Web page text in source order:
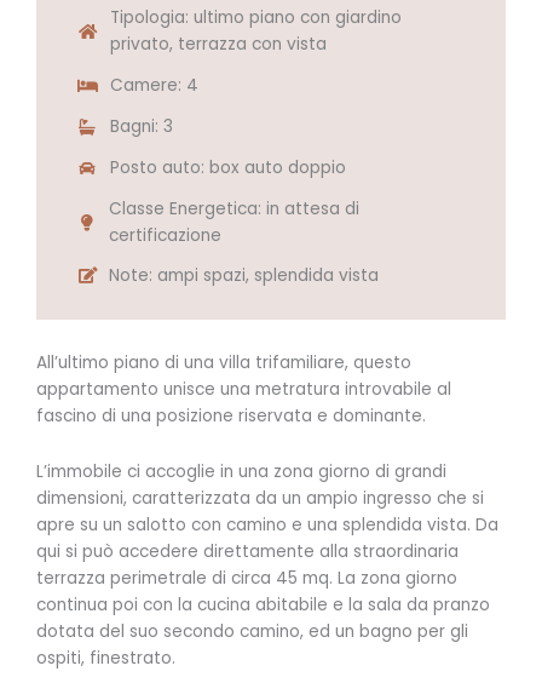
Tipologia: ultimo piano con giardino
privato, terrazza con vista
Camere: 4
Bagni: 3
Posto auto: box auto doppio
Classe Energetica: in attesa di
certificazione
Note: ampi spazi, splendida vista
All’ultimo piano di una villa trifamiliare, questo
appartamento unisce una metratura introvabile al
fascino di una posizione riservata e dominante.
L’immobile ci accoglie in una zona giorno di grandi
dimensioni, caratterizzata da un ampio ingresso che si
apre su un salotto con camino e una splendida vista. Da
qui si può accedere direttamente alla straordinaria
terrazza perimetrale di circa 45 mq. La zona giorno
continua poi con la cucina abitabile e la sala da pranzo
dotata del suo secondo camino, ed un bagno per gli
ospiti, finestrato.